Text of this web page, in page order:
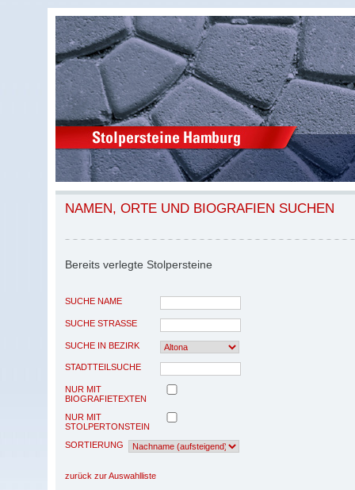
NAMEN, ORTE UND BIOGRAFIEN SUCHEN
Bereits verlegte Stolpersteine
SUCHE NAME
SUCHE STRASSE
SUCHE IN BEZIRK
STADTTEILSUCHE
NUR MIT
BIOGRAFIETEXTEN
NUR MIT
STOLPERTONSTEIN
SORTIERUNG
zurück zur Auswahlliste